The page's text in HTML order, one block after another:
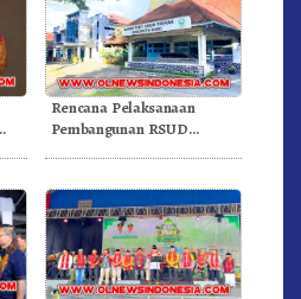
Rencana Pelaksanaan
Pembangunan RSUD